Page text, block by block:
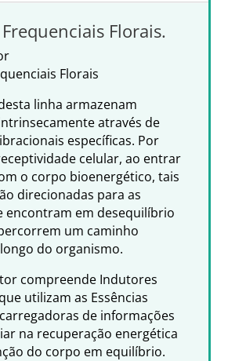
Florais.
Florais
linha armazenam
através de
específicas. Por
celular, ao entrar
o corpo bioenergético, tais
direcionadas para as
encontram em desequilíbrio
um caminho
do organismo.
compreende Indutores
utilizam as Essências
de informações
na recuperação energética
do corpo em equilíbrio.